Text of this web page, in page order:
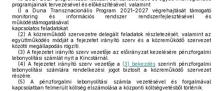
programjainak tervezésével és előkészítésével, valamint
l) a Duna Transznacionális Program 2021–2027 végrehajtását támogató
monitoring és információs rendszer rendszerfejlesztésével és
működéstámogatásával
kapcsolatos feladatokat.
(2) A közreműködő szervezetre delegált feladatok részletezését, valamint az
együttműködés módját a fejezetet irányító szerv és a közreműködő szervezet
közötti megállapodás rögzíti.
(3) A fejezetet irányító szerv vezetője az előirányzat kezelésére pénzforgalmi
lebonyolítási számlát nyit a Kincstárnál.
(4) A fejezetet irányító szerv vezetője a (3) bekezdés szerinti pénzforgalmi
lebonyolítási számlára rendelkezési jogot biztosít a közreműködő szervezet
részére.
(5) A pénzforgalmi lebonyolítási számla vezetésével és forgalmával
kapcsolatban felmerült költség elszámolása a központi költségvetésből történik.